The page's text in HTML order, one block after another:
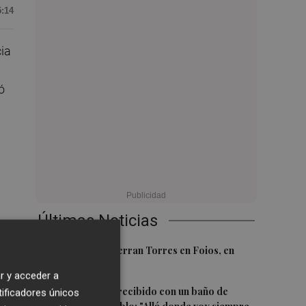
Últimas Noticias
El homenaje a Ferran Torres en Foios, en
2 Ferran Torres, recibido con un baño de
y acceder a
únicos